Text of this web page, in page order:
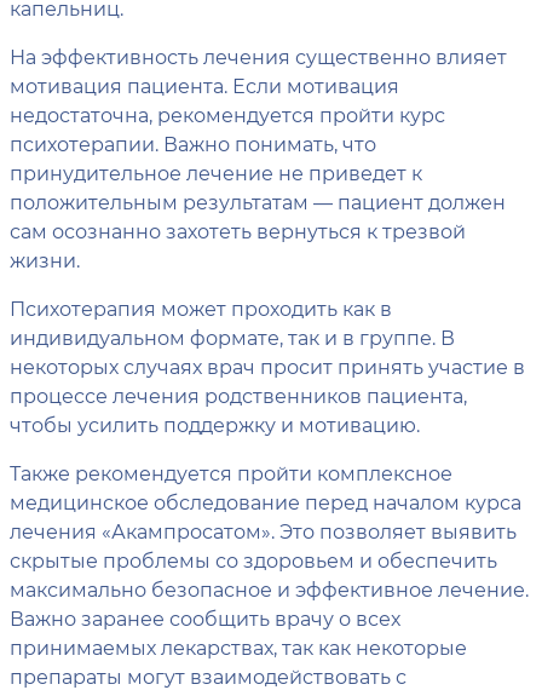
капельниц.
На эффективность лечения существенно влияет
мотивация пациента. Если мотивация
недостаточна, рекомендуется пройти курс
психотерапии. Важно понимать, что
принудительное лечение не приведет к
положительным результатам — пациент должен
сам осознанно захотеть вернуться к трезвой
жизни.
Психотерапия может проходить как в
индивидуальном формате, так и в группе. В
некоторых случаях врач просит принять участие в
процессе лечения родственников пациента,
чтобы усилить поддержку и мотивацию.
Также рекомендуется пройти комплексное
медицинское обследование перед началом курса
лечения «Акампросатом». Это позволяет выявить
скрытые проблемы со здоровьем и обеспечить
максимально безопасное и эффективное лечение.
Важно заранее сообщить врачу о всех
принимаемых лекарствах, так как некоторые
препараты могут взаимодействовать с